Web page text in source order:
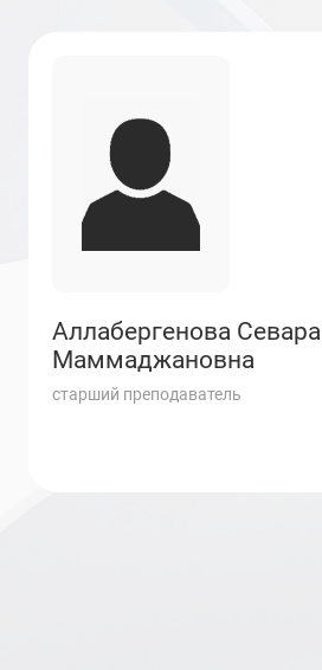
Аллабергенова Севара
Маммаджановна
старший преподаватель